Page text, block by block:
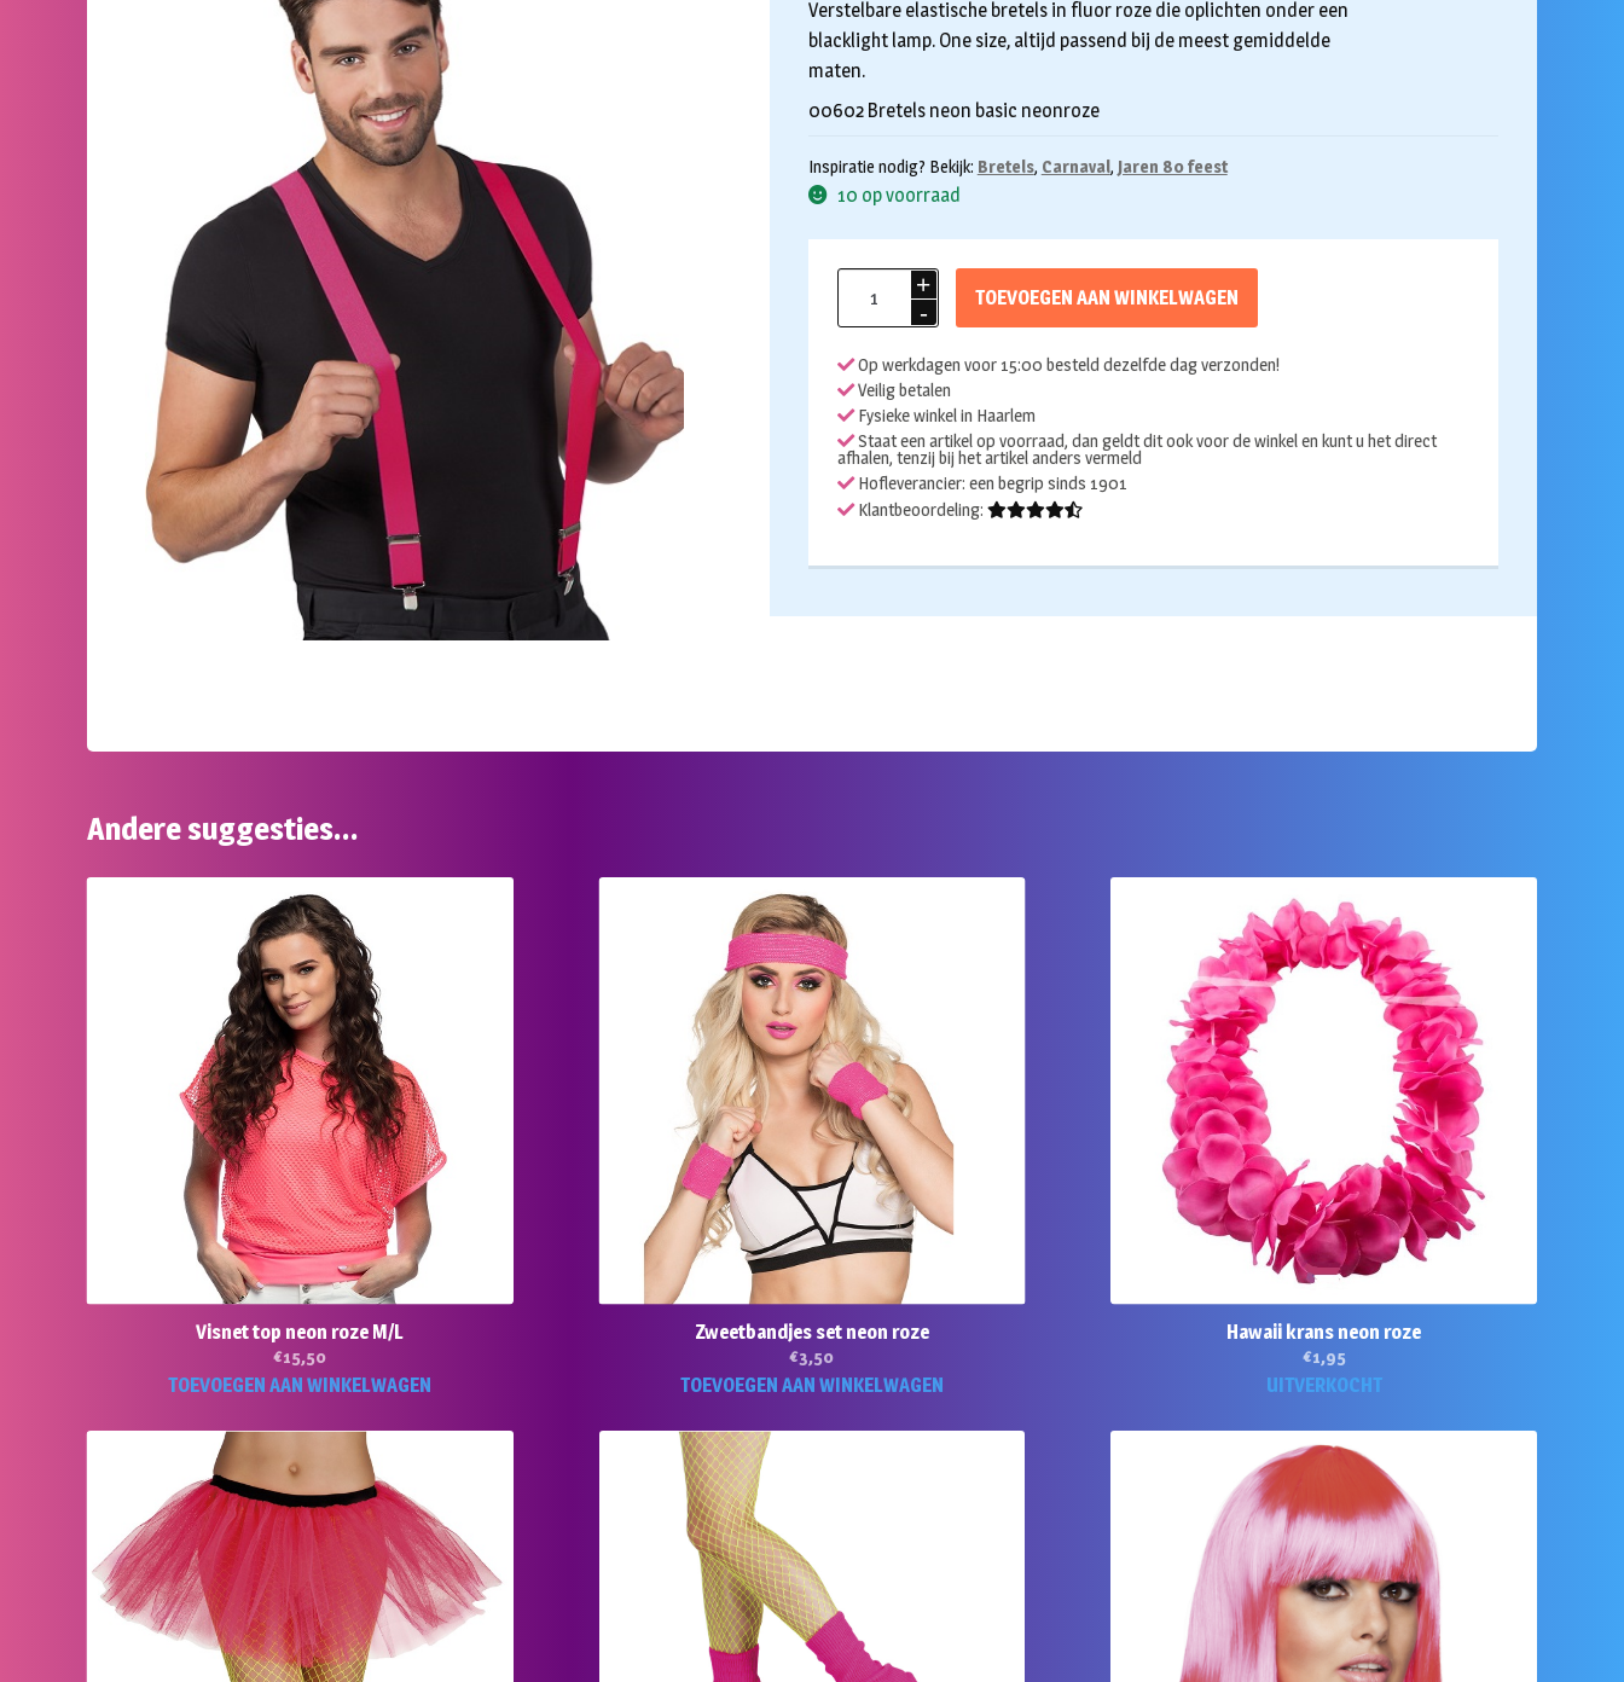
Verstelbare elastische bretels in fluor roze die oplichten onder een
blacklight lamp. One size, altijd passend bij de meest gemiddelde
maten.
00602 Bretels neon basic neonroze
Inspiratie nodig? Bekijk: Bretels, Carnaval, Jaren 80 feest
10 op voorraad
neon
aantal
TOEVOEGEN AAN WINKELWAGEN
Op werkdagen voor 15:00 besteld dezelfde dag verzonden!
Veilig betalen
Fysieke winkel in Haarlem
Staat een artikel op voorraad, dan geldt dit ook voor de winkel en kunt u het direct
afhalen, tenzij bij het artikel anders vermeld
Hofleverancier: een begrip sinds 1901
Klantbeoordeling:
Andere suggesties…
Visnet top neon roze M/L
€15,50
TOEVOEGEN AAN WINKELWAGEN
Zweetbandjes set neon roze
€3,50
TOEVOEGEN AAN WINKELWAGEN
Hawaii krans neon roze
€1,95
UITVERKOCHT